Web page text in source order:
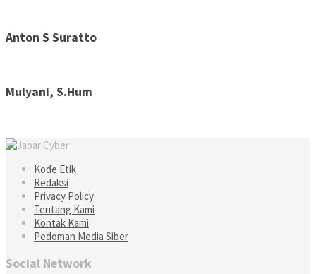
Anton S Suratto
Mulyani, S.Hum
Kode Etik
Redaksi
Privacy Policy
Tentang Kami
Kontak Kami
Pedoman Media Siber
Social Network